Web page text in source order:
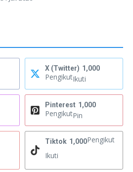
X (Twitter) 1,000
PengikutIkuti
Pinterest 1,000
PengikutPin
Tiktok 1,000Pengikut
Ikuti